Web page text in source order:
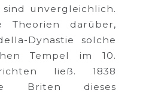
sind unvergleichlich.
Theorien darüber,
Dynastie solche
Tempel im 10.
ließ. 1838
Briten dieses